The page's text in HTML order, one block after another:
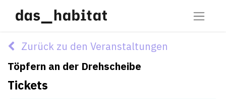
Zurück zu den Veranstaltungen
Töpfern an der Drehscheibe
Tickets